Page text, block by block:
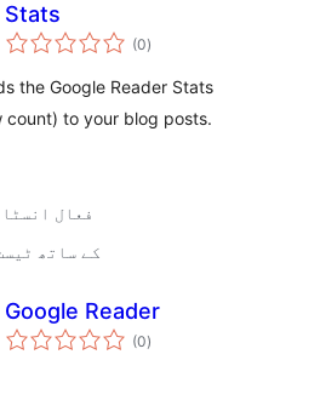
Stats
(0مجموعی
درجہ
)
the Google Reader Stats
count) to your blog posts.
10+ فعال
3.2.1 کے ساتھ
Google Reader
(0مجموعی
درجہ
)